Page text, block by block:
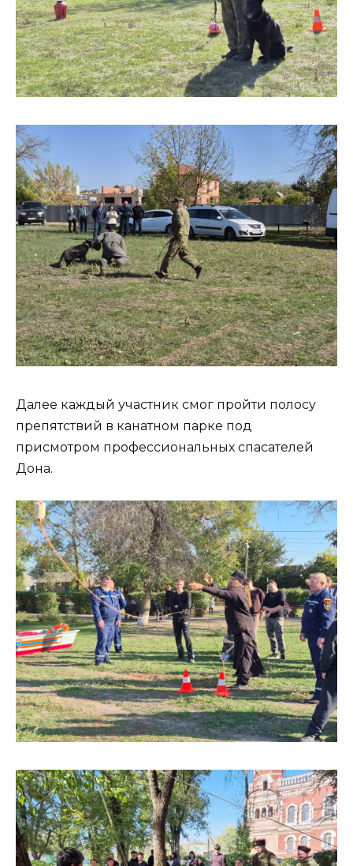
Далее каждый участник смог пройти полосу
препятствий в канатном парке под
присмотром профессиональных спасателей
Дона.